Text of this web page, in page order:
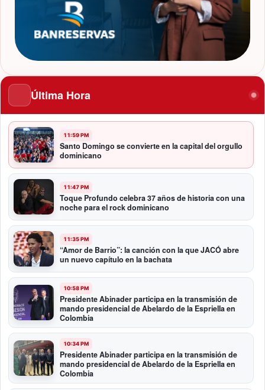
Última Hora
11:59 PM
Santo Domingo se convierte en la capital del orgullo
dominicano
11:47 PM
Toque Profundo celebra 37 años de historia con una
noche para el rock dominicano
11:35 PM
“Amor de Barrio”: la canción con la que JACÓ abre
un nuevo capítulo en la bachata
10:58 PM
Presidente Abinader participa en la transmisión de
mando presidencial de Abelardo de la Espriella en
Colombia
10:34 PM
Presidente Abinader participa en la transmisión de
mando presidencial de Abelardo de la Espriella en
Colombia